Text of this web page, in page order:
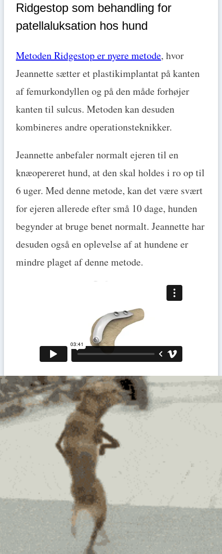
Ridgestop som behandling for
patellaluksation hos hund
Metoden Ridgestop er nyere metode, hvor
Jeannette sætter et plastikimplantat på kanten
af femurkondyllen og på den måde forhøjer
kanten til sulcus. Metoden kan desuden
kombineres andre operationsteknikker.
Jeannette anbefaler normalt ejeren til en
knæopereret hund, at den skal holdes i ro op til
6 uger. Med denne metode, kan det være svært
for ejeren allerede efter små 10 dage, hunden
begynder at bruge benet normalt. Jeannette har
desuden også en oplevelse af at hundene er
mindre plaget af denne metode.